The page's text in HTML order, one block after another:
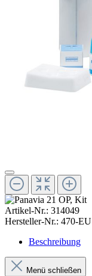
Artikel-Nr.: 314049
Hersteller-Nr.: 470-EU
Beschreibung
Menü schließen